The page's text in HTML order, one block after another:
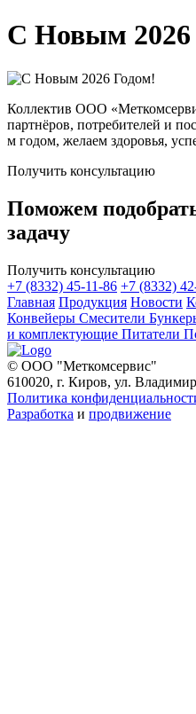
С Новым 2026
Коллектив ООО
партнёров, потребителей и
м годом, желаем здоровья,
Получить консультацию
Поможем
задачу
Получить консультацию
+7 (8332) 45-11-86 +7 (8332)
Главная Продукция Новости
Конвейеры Смесители
и комплектующие Питатели
© ООО "Меткомсервис"
610020, г. Киров, ул.
Политика
Разработка и продвижение